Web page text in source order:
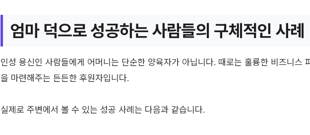
엄마 덕으로 성공하는 사람들의 구체적인 사례
인성 용신인 사람들에게 어머니는 단순한 양육자가 아닙니다. 때로는 훌륭한 비즈니스
을 마련해주는 든든한 후원자입니다.
실제로 주변에서 볼 수 있는 성공 사례는 다음과 같습니다.